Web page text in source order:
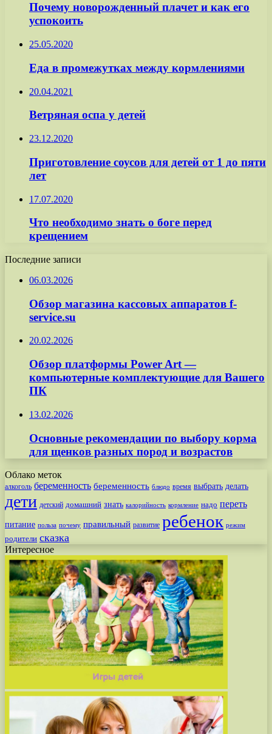
Почему новорожденный плачет и как его
успокоить
25.05.2020
Еда в промежутках между кормлениями
20.04.2021
Ветряная оспа у детей
23.12.2020
Приготовление соусов для детей от 1 до пяти
лет
17.07.2020
Что необходимо знать о боге перед
крещением
Последние записи
06.03.2026
Обзор магазина кассовых аппаратов f-
service.su
20.02.2026
Обзор платформы Power Art —
компьютерные комплектующие для Вашего
ПК
13.02.2026
Основные рекомендации по выбору корма
для щенков разных пород и возрастов
Облако меток
алкоголь беременность беременность блюдо время выбрать делать
дети детский домашний знать калорийность кормление надо переть
питание польза почему правильный развитие ребенок режим
родители сказка
Интересное